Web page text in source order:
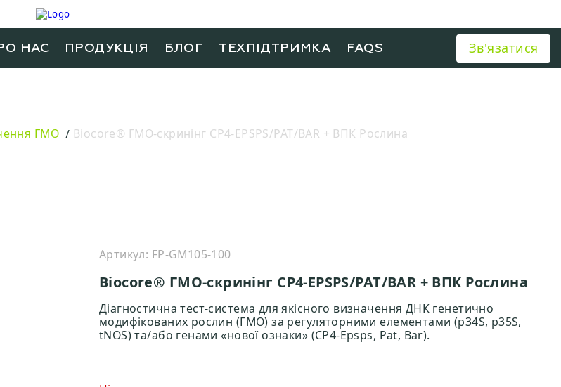
НАС ПРОДУКЦIЯ БЛОГ ТЕХПІДТРИМКА FAQS Зв'язатися
ГМО Biocore® ГМО-скринінг CP4-EPSPS/PAT/BAR + ВПК Рослина
Артикул: FP-GM105-100
Biocore® ГМО-скринінг CP4-EPSPS/PAT/BAR + ВПК Рослина
Діагностична тест-система для якісного визначення ДНК генетично
модифікованих рослин (ГМО) за регуляторними елементами (p34S, p35S,
tNOS) та/або генами «нової ознаки» (CP4-Epsps, Pat, Bar).